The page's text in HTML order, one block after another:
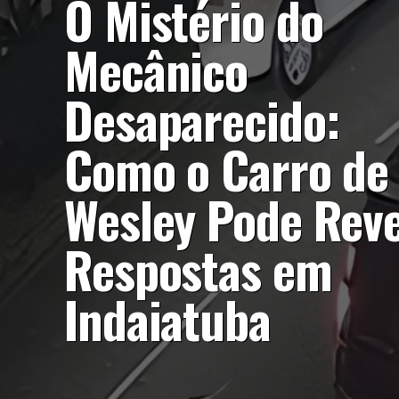
O Mistério do
Mecânico
Desaparecido:
Como o Carro de
Wesley Pode
Respostas em
Indaiatuba